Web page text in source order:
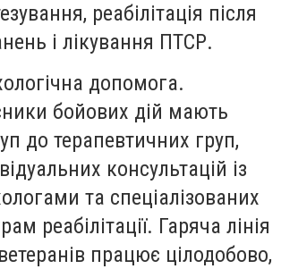
реабілітація після
і лікування ПТСР.
допомога.
бойових дій мають
до терапевтичних груп,
консультацій із
та спеціалізованих
реабілітації. Гаряча лінія
працює цілодобово,